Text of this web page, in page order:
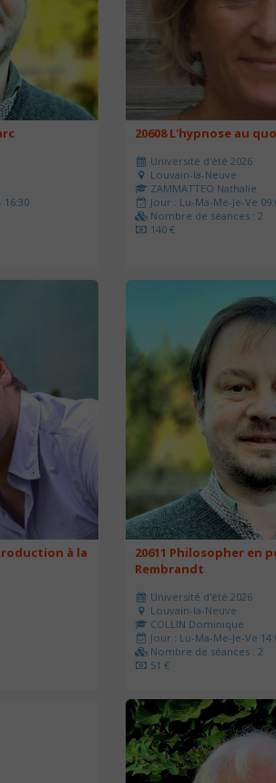
16:30
20608 L'hypnose au
Université d'été 2026
Louvain-la-Neuve
ZAMMATTEO Nathalie
Jour : Lu-Ma-Me-Je-Ve
Nombre de séances : 2
140 €
à la
20611 Philosopher en
Rembrandt
Université d'été 2026
Louvain-la-Neuve
COLLIN Dominique
Jour : Lu-Ma-Me-Je-Ve
Nombre de séances : 2
51 €